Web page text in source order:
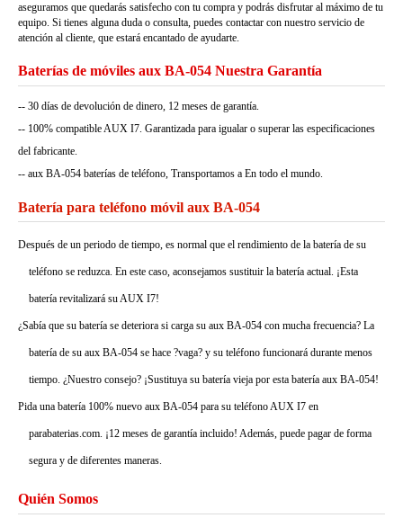
aseguramos que quedarás satisfecho con tu compra y podrás disfrutar al máximo de tu
equipo. Si tienes alguna duda o consulta, puedes contactar con nuestro servicio de
atención al cliente, que estará encantado de ayudarte.
Baterías de móviles aux BA-054 Nuestra Garantía
-- 30 días de devolución de dinero, 12 meses de garantía.
-- 100% compatible AUX I7. Garantizada para igualar o superar las especificaciones
del fabricante.
-- aux BA-054 baterías de teléfono, Transportamos a En todo el mundo.
Batería para teléfono móvil aux BA-054
Después de un periodo de tiempo, es normal que el rendimiento de la batería de su
teléfono se reduzca. En este caso, aconsejamos sustituir la batería actual. ¡Esta
batería revitalizará su AUX I7!
¿Sabía que su batería se deteriora si carga su aux BA-054 con mucha frecuencia? La
batería de su aux BA-054 se hace ?vaga? y su teléfono funcionará durante menos
tiempo. ¿Nuestro consejo? ¡Sustituya su batería vieja por esta batería aux BA-054!
Pida una batería 100% nuevo aux BA-054 para su teléfono AUX I7 en
parabaterias.com. ¡12 meses de garantía incluido! Además, puede pagar de forma
segura y de diferentes maneras.
Quién Somos